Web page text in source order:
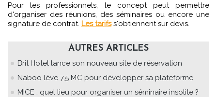
Pour les professionnels, le concept peut permettre
d'organiser des réunions, des séminaires ou encore une
signature de contrat. Les tarifss'obtiennent sur devis.
AUTRES ARTICLES
Brit Hotel lance son nouveau site de réservation
Naboo lève 7,5 M€ pour développer sa plateforme
MICE : quel lieu pour organiser un séminaire insolite ?